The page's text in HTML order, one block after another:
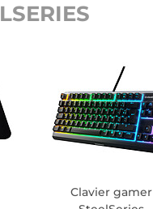
Clavier gamer